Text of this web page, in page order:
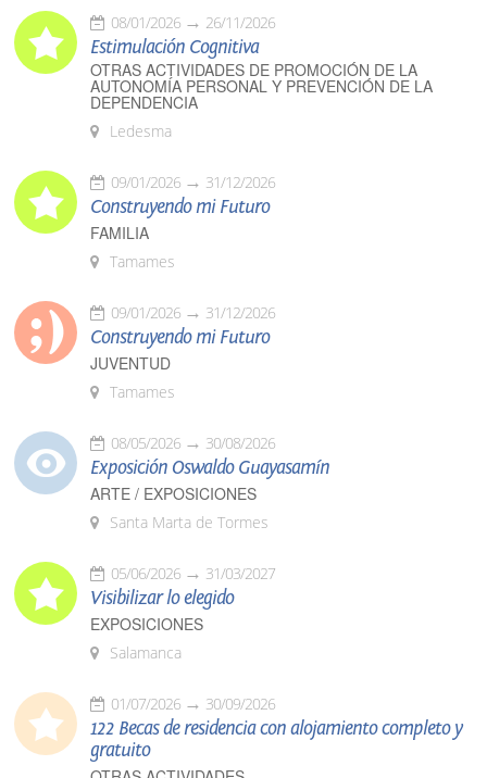
08/01/2026 26/11/2026
Estimulación Cognitiva
OTRAS ACTIVIDADES DE PROMOCIÓN DE LA
AUTONOMÍA PERSONAL Y PREVENCIÓN DE LA
DEPENDENCIA
Ledesma
09/01/2026 31/12/2026
Construyendo mi Futuro
FAMILIA
Tamames
09/01/2026 31/12/2026
Construyendo mi Futuro
JUVENTUD
Tamames
08/05/2026 30/08/2026
Exposición Oswaldo Guayasamín
ARTE / EXPOSICIONES
Santa Marta de Tormes
05/06/2026 31/03/2027
Visibilizar lo elegido
EXPOSICIONES
Salamanca
01/07/2026 30/09/2026
122 Becas de residencia con alojamiento completo y
gratuito